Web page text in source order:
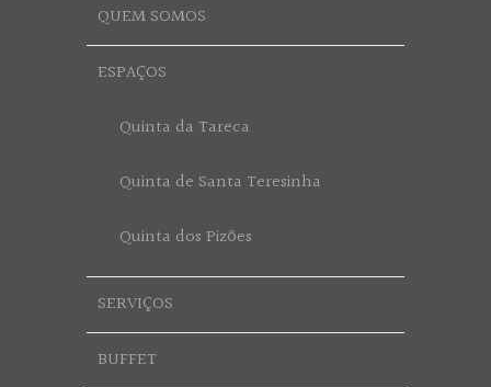
QUEM SOMOS
ESPAÇOS
Quinta da Tareca
Quinta de Santa Teresinha
Quinta dos Pizões
SERVIÇOS
BUFFET